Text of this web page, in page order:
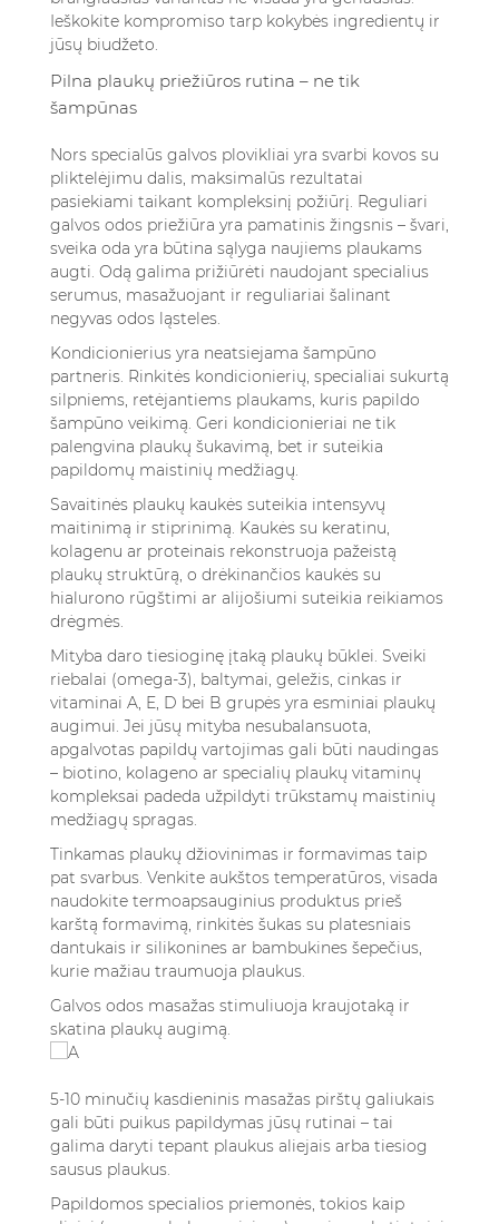
Ieškokite kompromiso tarp kokybės ingredientų ir
jūsų biudžeto.
Pilna plaukų priežiūros rutina – ne tik
šampūnas
Nors specialūs galvos plovikliai yra svarbi kovos su
pliktelėjimu dalis, maksimalūs rezultatai
pasiekiami taikant kompleksinį požiūrį. Reguliari
galvos odos priežiūra yra pamatinis žingsnis – švari,
sveika oda yra būtina sąlyga naujiems plaukams
augti. Odą galima prižiūrėti naudojant specialius
serumus, masažuojant ir reguliariai šalinant
negyvas odos ląsteles.
Kondicionierius yra neatsiejama šampūno
partneris. Rinkitės kondicionierių, specialiai sukurtą
silpniems, retėjantiems plaukams, kuris papildo
šampūno veikimą. Geri kondicionieriai ne tik
palengvina plaukų šukavimą, bet ir suteikia
papildomų maistinių medžiagų.
Savaitinės plaukų kaukės suteikia intensyvų
maitinimą ir stiprinimą. Kaukės su keratinu,
kolagenu ar proteinais rekonstruoja pažeistą
plaukų struktūrą, o drėkinančios kaukės su
hialurono rūgštimi ar alijošiumi suteikia reikiamos
drėgmės.
Mityba daro tiesioginę įtaką plaukų būklei. Sveiki
riebalai (omega-3), baltymai, geležis, cinkas ir
vitaminai A, E, D bei B grupės yra esminiai plaukų
augimui. Jei jūsų mityba nesubalansuota,
apgalvotas papildų vartojimas gali būti naudingas
– biotino, kolageno ar specialių plaukų vitaminų
kompleksai padeda užpildyti trūkstamų maistinių
medžiagų spragas.
Tinkamas plaukų džiovinimas ir formavimas taip
pat svarbus. Venkite aukštos temperatūros, visada
naudokite termoapsauginius produktus prieš
karštą formavimą, rinkitės šukas su platesniais
dantukais ir silikonines ar bambukines šepečius,
kurie mažiau traumuoja plaukus.
Galvos odos masažas stimuliuoja kraujotaką ir
skatina plaukų augimą.
5-10 minučių kasdieninis masažas pirštų galiukais
gali būti puikus papildymas jūsų rutinai – tai
galima daryti tepant plaukus aliejais arba tiesiog
sausus plaukus.
Papildomos specialios priemonės, tokios kaip